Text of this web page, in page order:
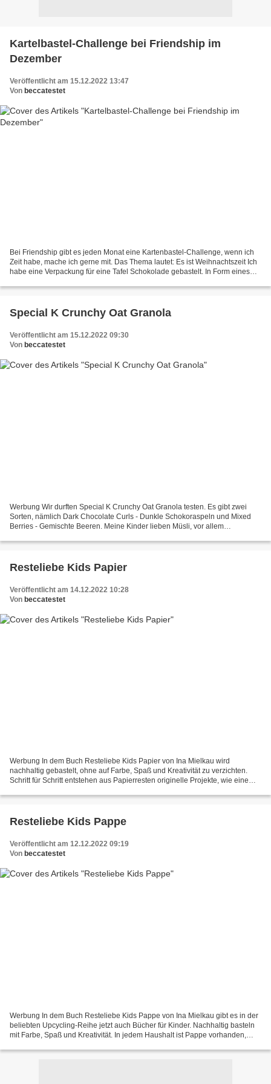
Kartelbastel-Challenge bei Friendship im
Dezember
Veröffentlicht am 15.12.2022 13:47
Von beccatestet
Bei Friendship gibt es jeden Monat eine Kartenbastel-Challenge, wenn ich
Zeit habe, mache ich gerne mit. Das Thema lautet: Es ist Weihnachtszeit Ich
habe eine Verpackung für eine Tafel Schokolade gebastelt. In Form eines
Special K Crunchy Oat Granola
Veröffentlicht am 15.12.2022 09:30
Von beccatestet
Werbung Wir durften Special K Crunchy Oat Granola testen. Es gibt zwei
Sorten, nämlich Dark Chocolate Curls - Dunkle Schokoraspeln und Mixed
Berries - Gemischte Beeren. Meine Kinder lieben Müsli, vor allem
Resteliebe Kids Papier
Veröffentlicht am 14.12.2022 10:28
Von beccatestet
Werbung In dem Buch Resteliebe Kids Papier von Ina Mielkau wird
nachhaltig gebastelt, ohne auf Farbe, Spaß und Kreativität zu verzichten.
Schritt für Schritt entstehen aus Papierresten originelle Projekte, wie eine
Resteliebe Kids Pappe
Veröffentlicht am 12.12.2022 09:19
Von beccatestet
Werbung In dem Buch Resteliebe Kids Pappe von Ina Mielkau gibt es in der
beliebten Upcycling-Reihe jetzt auch Bücher für Kinder. Nachhaltig basteln
mit Farbe, Spaß und Kreativität. In jedem Haushalt ist Pappe vorhanden,